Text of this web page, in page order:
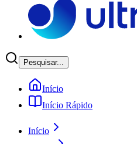
Pesquisar...
Início
Início Rápido
Início